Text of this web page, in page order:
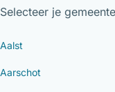
Selecteer je
Aalst
Aarschot